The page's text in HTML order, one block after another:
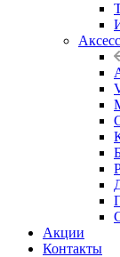
Акции
Контакты